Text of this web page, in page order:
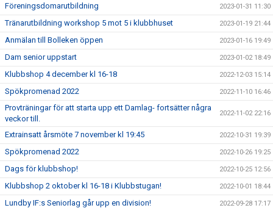
Föreningsdomarutbildning 2023-01-31 11:30
Tränarutbildning workshop 5 mot 5 i klubbhuset 2023-01-19 21:44
Anmälan till Bolleken öppen 2023-01-16 19:49
Dam senior uppstart 2023-01-02 18:49
Klubbshop 4 december kl 16-18 2022-12-03 15:14
Spökpromenad 2022 2022-11-10 16:46
Provträningar för att starta upp ett Damlag- fortsätter några
veckor till.
2022-11-02 22:16
Extrainsatt årsmöte 7 november kl 19:45 2022-10-31 19:39
Spökpromenad 2022 2022-10-26 19:25
Dags för klubbshop! 2022-10-25 12:56
Klubbshop 2 oktober kl 16-18 i Klubbstugan! 2022-10-01 18:44
Lundby IF:s Seniorlag går upp en division! 2022-09-28 17:17